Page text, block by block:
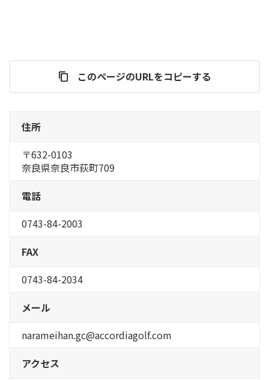
このページのURLをコピーする
住所
〒632-0103
奈良県奈良市荻町709
電話
0743-84-2003
FAX
0743-84-2034
メール
narameihan.gc@accordiagolf.com
アクセス